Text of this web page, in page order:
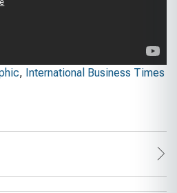
, International Business Times